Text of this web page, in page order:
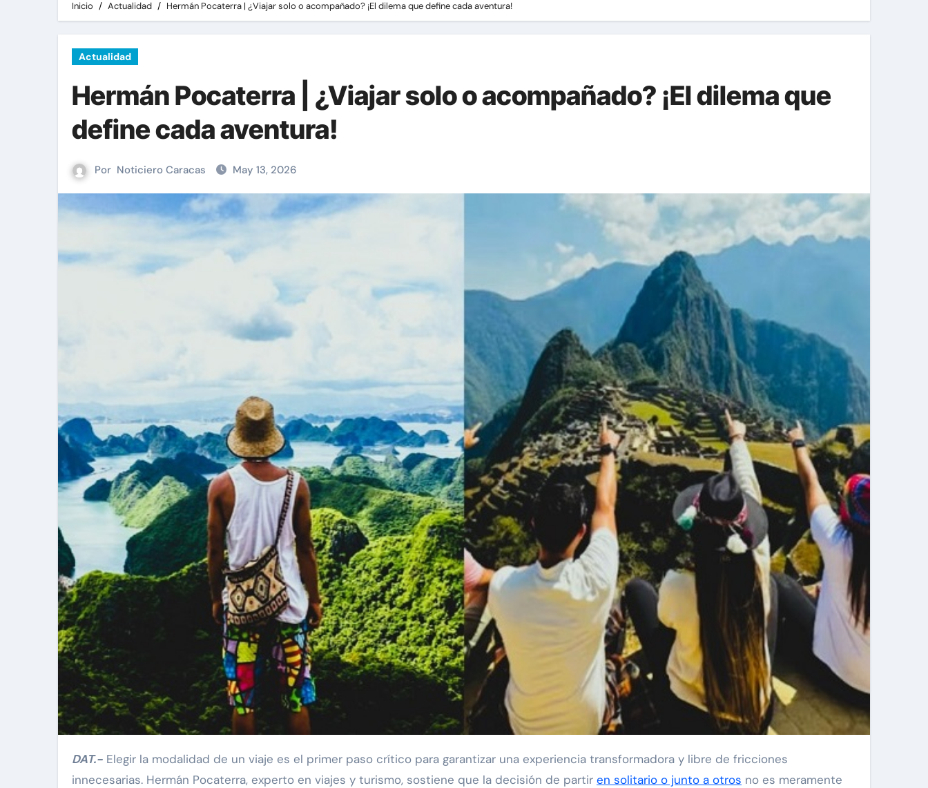
Inicio Actualidad Hermán Pocaterra | ¿Viajar solo o acompañado? ¡El dilema que define cada aventura!
Actualidad
Hermán Pocaterra | ¿Viajar solo o acompañado? ¡El dilema que
define cada aventura!
Por Noticiero Caracas May 13, 2026
DAT.- Elegir la modalidad de un viaje es el primer paso crítico para garantizar una experiencia transformadora y libre de fricciones
innecesarias. Hermán Pocaterra, experto en viajes y turismo, sostiene que la decisión de partir en solitario o junto a otros no es meramente